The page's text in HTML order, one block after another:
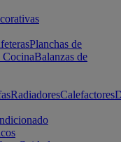
Planchas de
CocinaBalanzas de
RadiadoresCalefactores